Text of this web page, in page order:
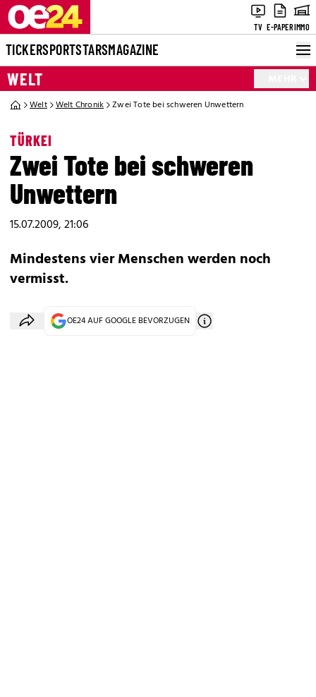
TV E-PAPERIMMO
TICKERSPORTSTARSMAGAZINE
WELT
Welt Welt Chronik Zwei Tote bei schweren Unwettern
TÜRKEI
Zwei Tote bei schweren
Unwettern
15.07.2009, 21:06
Mindestens vier Menschen werden noch
vermisst.
OE24 AUF GOOGLE BEVORZUGEN